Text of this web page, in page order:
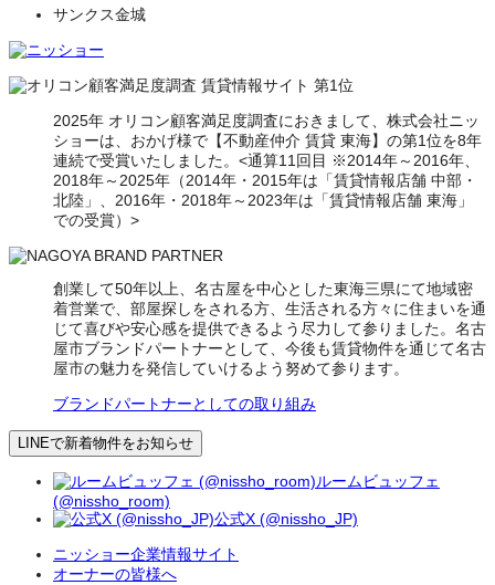
サンクス金城
2025年 オリコン顧客満足度調査におきまして、株式会社ニッ
ショーは、おかげ様で【不動産仲介 賃貸 東海】の第1位を8年
連続で受賞いたしました。<通算11回目 ※2014年～2016年、
2018年～2025年（2014年・2015年は「賃貸情報店舗 中部・
北陸」、2016年・2018年～2023年は「賃貸情報店舗 東海」
での受賞）>
創業して50年以上、名古屋を中心とした東海三県にて地域密
着営業で、部屋探しをされる方、生活される方々に住まいを通
じて喜びや安心感を提供できるよう尽力して参りました。名古
屋市ブランドパートナーとして、今後も賃貸物件を通じて名古
屋市の魅力を発信していけるよう努めて参ります。
ブランドパートナーとしての取り組み
LINEで新着物件をお知らせ
ルームビュッフェ
(@nissho_room)
公式X (@nissho_JP)
ニッショー企業情報サイト
オーナーの皆様へ